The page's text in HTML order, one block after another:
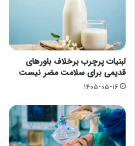
لبنیات پرچرب برخلاف باورهای
قدیمی برای سلامت مضر نیست
۱۴۰۵-۰۵-۱۶